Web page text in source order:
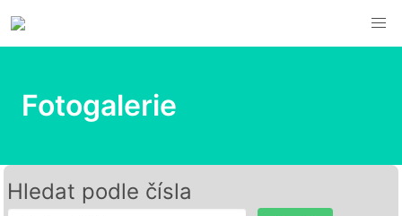
Fotogalerie
Hledat podle čísla